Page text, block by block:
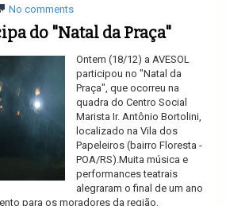
No comments
do "Natal da Praça"
Ontem (18/12) a AVESOL
participou no "Natal da
Praça", que ocorreu na
quadra do Centro Social
Marista Ir. Antônio Bortolini,
localizado na Vila dos
Papeleiros (bairro Floresta -
POA/RS).Muita música e
performances teatrais
alegraram o final de um ano
para os moradores da região,